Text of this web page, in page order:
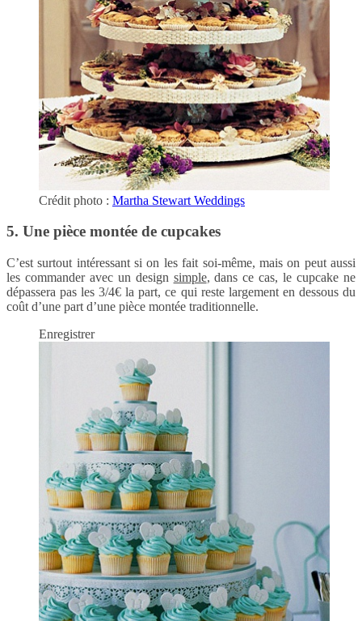
Crédit photo : Martha Stewart Weddings
5. Une pièce montée de cupcakes
C’est surtout intéressant si on les fait soi-même, mais on peut aussi
les commander avec un design simple, dans ce cas, le cupcake ne
dépassera pas les 3/4€ la part, ce qui reste largement en dessous du
coût d’une part d’une pièce montée traditionnelle.
Enregistrer